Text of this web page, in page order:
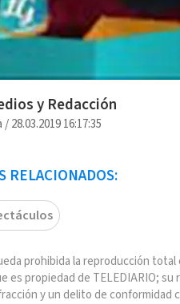
y Redacción
/28.03.2019 16:17:35
RELACIONADOS:
prohibida la reproducción
es propiedad de TELEDIARIO;
y un delito de conformidad